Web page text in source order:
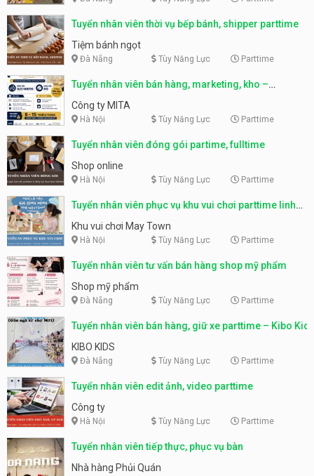
Tuyển nhân viên thời vụ bếp bánh, shipper parttime
Tiệm bánh ngọt
Đà Nẵng Tùy Năng Lực Parttime
Tuyển nhân viên bán hàng, marketing, kho –
parttime, fulltime
Công ty MITA
Hà Nội Tùy Năng Lực Parttime
Tuyển nhân viên đóng gói partime, fulltime
Shop online
Hà Nội Tùy Năng Lực Parttime
Tuyển nhân viên phục vụ khu vui chơi parttime linh
động
Khu vui chơi May Town
Hà Nội Tùy Năng Lực Parttime
Tuyển nhân viên tư vấn bán hàng shop mỹ phẩm
Shop mỹ phẩm
Đà Nẵng Tùy Năng Lực Parttime
Tuyển nhân viên bán hàng, giữ xe parttime – Kibo Kid
KIBO KIDS
Đà Nẵng Tùy Năng Lực Parttime
Tuyển nhân viên edit ảnh, video parttime
Công ty
Hà Nội Tùy Năng Lực Parttime
Tuyển nhân viên tiếp thực, phục vụ bàn
Nhà hàng Phủi Quán